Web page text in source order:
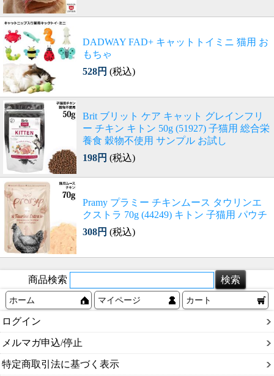
DADWAY FAD+ キャットトイミニ 猫用 お
もちゃ
528円 (税込)
Brit ブリット ケア キャット グレインフリ
ー チキン キトン 50g (51927) 子猫用 総合栄
養食 穀物不使用 サンプル お試し
198円 (税込)
Pramy プラミー チキンムース タウリンエ
クストラ 70g (44249) キトン 子猫用 パウチ
308円 (税込)
商品検索
ホーム マイページ カート
ログイン
メルマガ申込/停止
特定商取引法に基づく表示